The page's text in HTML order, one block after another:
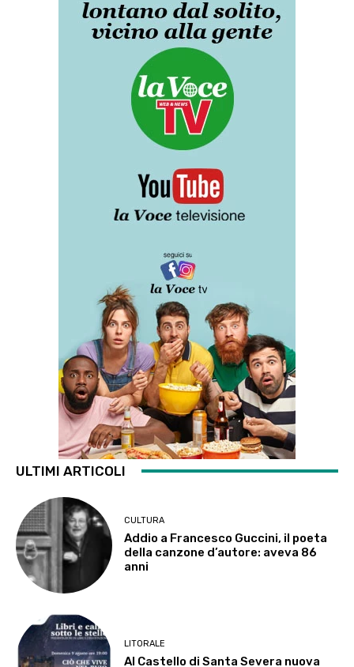
ULTIMI ARTICOLI
CULTURA
Addio a Francesco Guccini, il poeta
della canzone d’autore: aveva 86
anni
LITORALE
Al Castello di Santa Severa nuova